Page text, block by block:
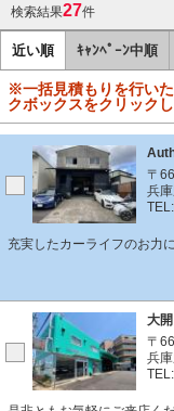
検索結果27件
近い順 ｷｬﾝﾍﾟｰﾝ中順
※一括見積もりを行い
クボックスをクリックし
〒
兵
TEL:
充実したカーライフのお力
大
〒
兵
TEL: